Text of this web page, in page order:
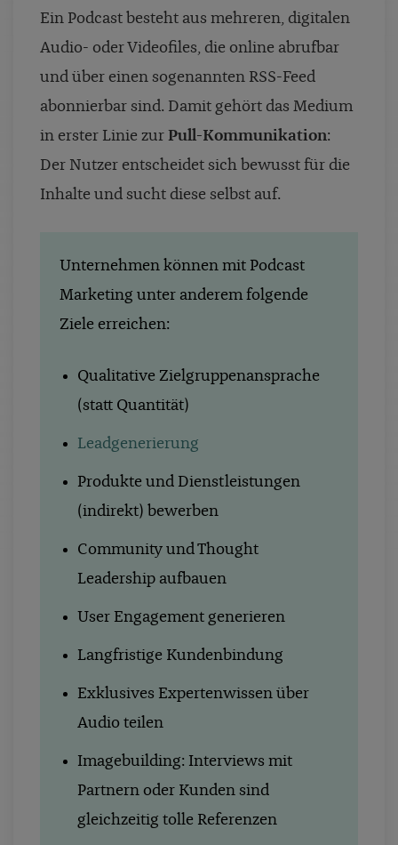
Ein Podcast besteht aus mehreren, digitalen
Audio- oder Videofiles, die online abrufbar
und über einen sogenannten RSS-Feed
abonnierbar sind. Damit gehört das Medium
in erster Linie zur Pull-Kommunikation:
Der Nutzer entscheidet sich bewusst für die
Inhalte und sucht diese selbst auf.
Unternehmen können mit Podcast
Marketing unter anderem folgende
Ziele erreichen:
Qualitative Zielgruppenansprache
(statt Quantität)
Leadgenerierung
Produkte und Dienstleistungen
(indirekt) bewerben
Community und Thought
Leadership aufbauen
User Engagement generieren
Langfristige Kundenbindung
Exklusives Expertenwissen über
Audio teilen
Imagebuilding: Interviews mit
Partnern oder Kunden sind
gleichzeitig tolle Referenzen